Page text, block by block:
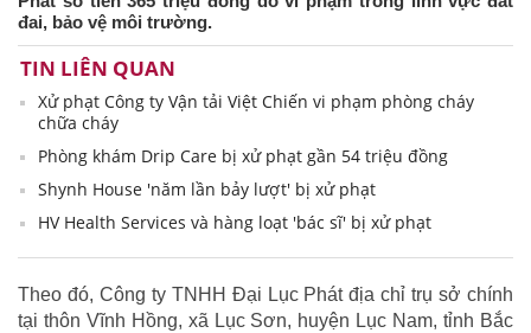
đai, bảo vệ môi trường.
TIN LIÊN QUAN
Xử phạt Công ty Vận tải Việt Chiến vi phạm phòng cháy
chữa cháy
Phòng khám Drip Care bị xử phạt gần 54 triệu đồng
Shynh House 'năm lần bảy lượt' bị xử phạt
HV Health Services và hàng loạt 'bác sĩ' bị xử phạt
Theo đó, Công ty TNHH Đại Lục Phát địa chỉ trụ sở chính
tại thôn Vĩnh Hồng, xã Lục Sơn, huyện Lục Nam, tỉnh Bắc